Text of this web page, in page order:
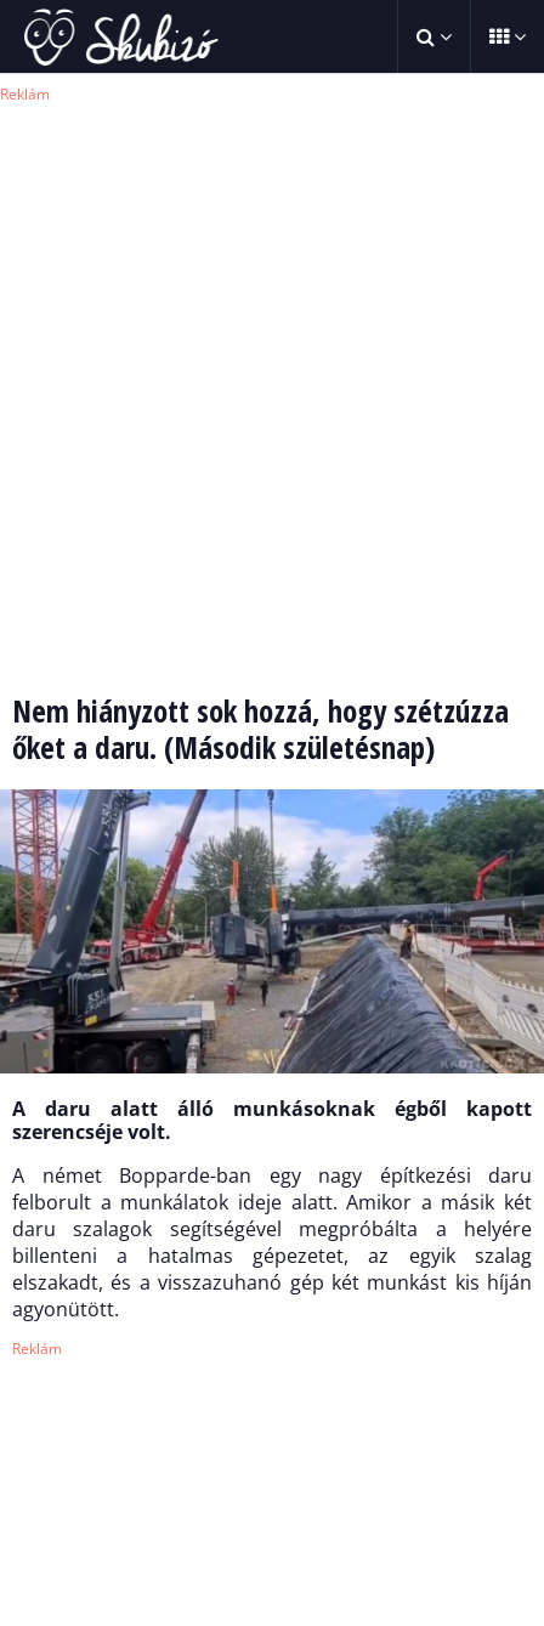
Reklám
Nem hiányzott sok hozzá, hogy szétzúzza
őket a daru. (Második születésnap)
A daru alatt álló munkásoknak égből kapott
szerencséje volt.
A német Bopparde-ban egy nagy építkezési daru
felborult a munkálatok ideje alatt. Amikor a másik két
daru szalagok segítségével megpróbálta a helyére
billenteni a hatalmas gépezetet, az egyik szalag
elszakadt, és a visszazuhanó gép két munkást kis híján
agyonütött.
Reklám